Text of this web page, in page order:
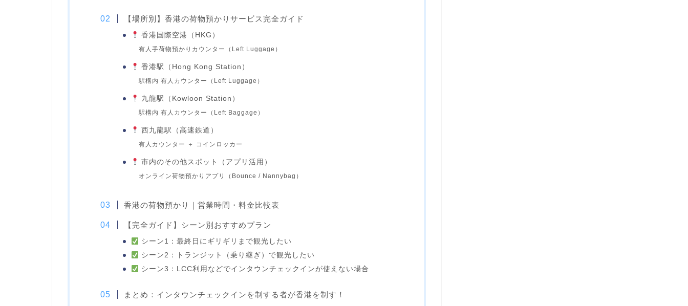
【場所別】香港の荷物預かりサービス完全ガイド
香港国際空港（HKG）
有人手荷物預かりカウンター（Left Luggage）
香港駅（Hong Kong Station）
駅構内 有人カウンター（Left Luggage）
九龍駅（Kowloon Station）
駅構内 有人カウンター（Left Baggage）
西九龍駅（高速鉄道）
有人カウンター ＋ コインロッカー
市内のその他スポット（アプリ活用）
オンライン荷物預かりアプリ（Bounce / Nannybag）
香港の荷物預かり｜営業時間・料金比較表
【完全ガイド】シーン別おすすめプラン
シーン1：最終日にギリギリまで観光したい
シーン2：トランジット（乗り継ぎ）で観光したい
シーン3：LCC利用などでインタウンチェックインが使えない場合
まとめ：インタウンチェックインを制する者が香港を制す！